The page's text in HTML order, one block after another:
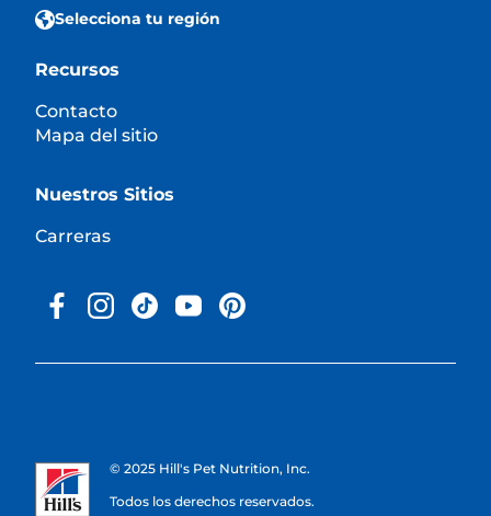
Selecciona tu región
Recursos
Contacto
Mapa del sitio
Nuestros Sitios
Carreras
© 2025 Hill's Pet Nutrition, Inc.
Todos los derechos reservados.